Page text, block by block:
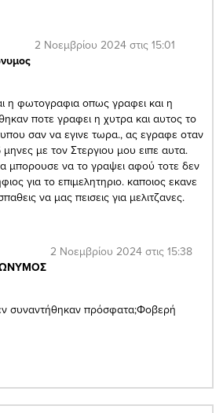
2 Νοεμβρίου 2024 στις 15:01
η φωτογραφια οπως γραφει και η
ποτε γραφει η χυτρα και αυτος το
σαν να εγινε τωρα., ας εγραφε οταν
με τον Στεργιου μου ειπε αυτα.
μπορουσε να το γραψει αφού τοτε δεν
για το επιμελητηριο. καποιος εκανε
να μας πεισεις για μελιτζανες.
2 Νοεμβρίου 2024 στις 15:38
συναντήθηκαν πρόσφατα;Φοβερή